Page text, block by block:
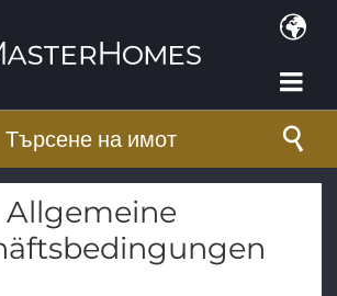
Търсене на имот
Allgemeine